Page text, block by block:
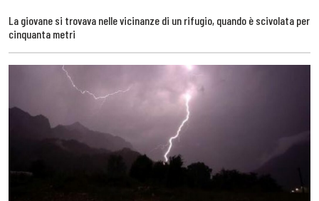
La giovane si trovava nelle vicinanze di un rifugio, quando è scivolata per
cinquanta metri